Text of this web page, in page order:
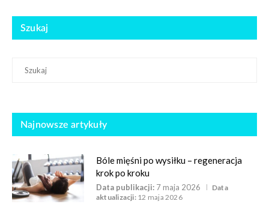
Szukaj
Najnowsze artykuły
Bóle mięśni po wysiłku – regeneracja
krok po kroku
Data publikacji: 7 maja 2026
Data
aktualizacji: 12 maja 2026